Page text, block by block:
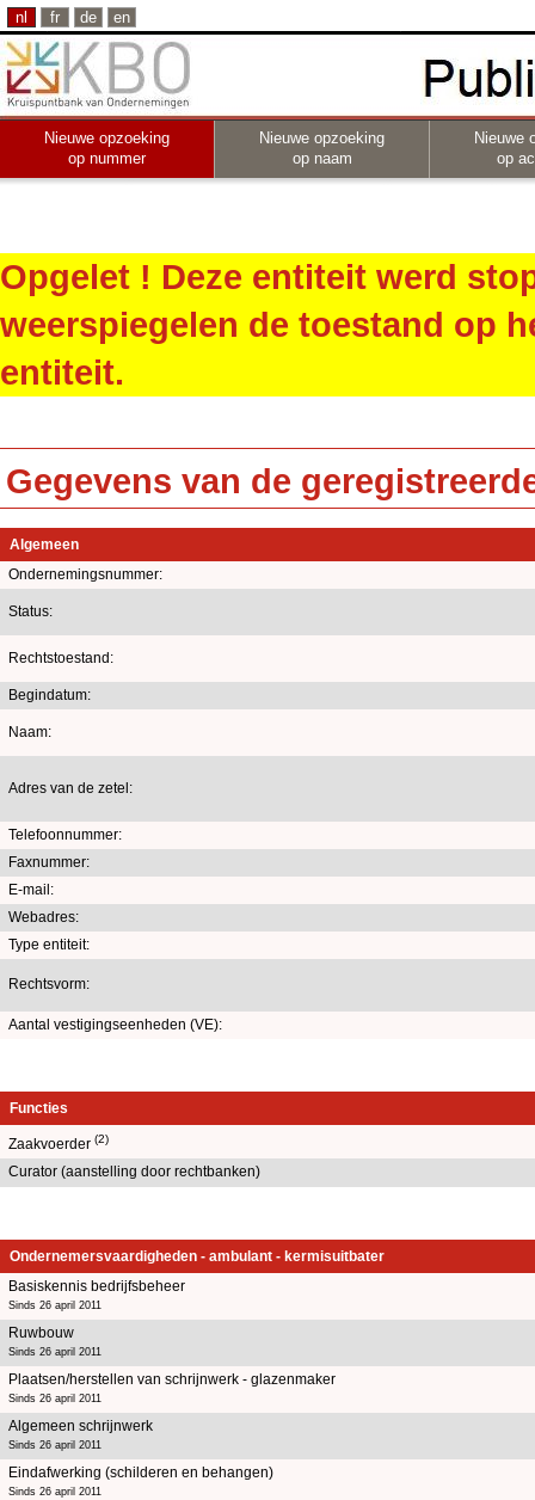
nl fr de en
Nieuwe opzoeking
op nummer
Nieuwe opzoeking
op naam
Nieuwe
op
Opgelet ! Deze entiteit werd
weerspiegelen de toestand op
entiteit.
Gegevens van de
Algemeen
Ondernemingsnummer:
Status:
Rechtstoestand:
Begindatum:
Naam:
Adres van de zetel:
Telefoonnummer:
Faxnummer:
E-mail:
Webadres:
Type entiteit:
Rechtsvorm:
Aantal vestigingseenheden (VE):
Functies
Zaakvoerder (2)
Curator (aanstelling door rechtbanken)
Ondernemersvaardigheden - ambulant - kermisuitbater
Basiskennis bedrijfsbeheer
Sinds 26 april 2011
Ruwbouw
Sinds 26 april 2011
Plaatsen/herstellen van schrijnwerk - glazenmaker
Sinds 26 april 2011
Algemeen schrijnwerk
Sinds 26 april 2011
Eindafwerking (schilderen en behangen)
Sinds 26 april 2011